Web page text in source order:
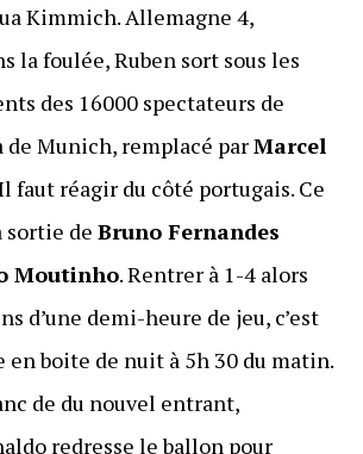
Kimmich. Allemagne 4,
la foulée, Ruben sort sous les
des 16000 spectateurs de
de Munich, remplacé parMarcel
faut réagir du côté portugais. Ce
sortie de Bruno Fernandes
Moutinho. Rentrer à 1-4 alors
d’une demi-heure de jeu, c’est
en boite de nuit à 5h 30 du matin.
de du nouvel entrant,
redresse le ballon pour